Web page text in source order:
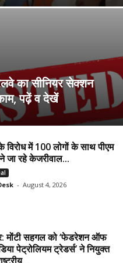
का सीनियर सेक्शन
पढ़ें व देखें
विरोध में 100 लोगों के साथ पीएम
जा रहे केजरीवाल...
- August 4, 2026
मोंटी सहगल को ‘फेडरेशन ऑफ
पेट्रोलियम ट्रेडर्स’ ने नियुक्त